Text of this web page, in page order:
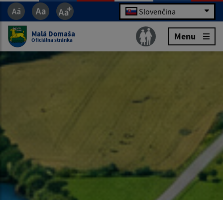
Slovenčina
Malá Domaša
Oficiálna stránka Menu